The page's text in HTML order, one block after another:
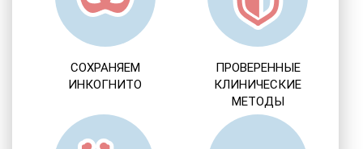
СОХРАНЯЕМ
ИНКОГНИТО
ПРОВЕРЕННЫЕ
КЛИНИЧЕСКИЕ
МЕТОДЫ